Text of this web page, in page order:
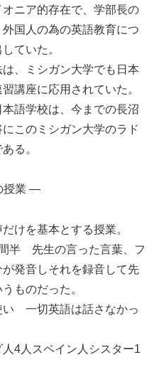
ニア的存在で、学部長の
国人の為の英語教育につ
ていた。
、ミシガン大学でも日本
講座に応用されていた。
語学校は、今までの長沼
このミシガン大学のラド
る。
授業 ―
けを基本とする授業。
半 先生の言った言葉、フ
発音しそれを録音して先
ものだった。
い 一切英語は話さなかっ
4人スペイン人シスター1